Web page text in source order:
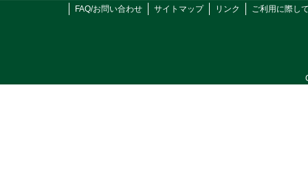
FAQ/お問い合わせ
サイトマップ リンク ご利用に際し